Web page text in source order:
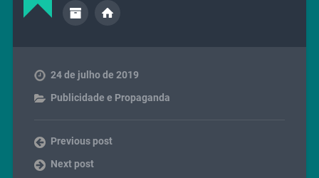
24 de julho de 2019
Publicidade e Propaganda
Previous post
Next post